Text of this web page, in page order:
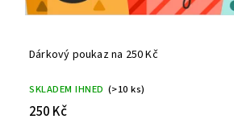
Dárkový poukaz na 250 Kč
SKLADEM IHNED (>10 ks)
250 Kč